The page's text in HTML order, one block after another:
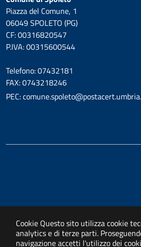
Cookie Questo sito utilizza cookie
analytics e di terze parti.
navigazione accetti l'utilizzo dei
Piazza del Comune, 1
06049 SPOLETO (PG)
CF: 00316820547
P.IVA: 00315600544
Telefono: 07432181
FAX: 0743218246
PEC: